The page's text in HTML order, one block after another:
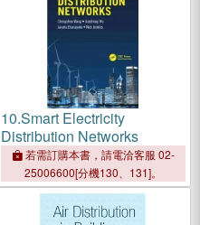
10.Smart Electricity
Distribution Networks
若需訂購本書，請電洽客服 02-
25006600[分機130、131]。